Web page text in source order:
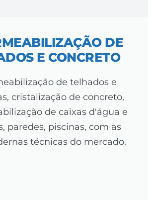
DE
E CONCRETO
de telhados e
cristalização de concreto,
de caixas d'água e
paredes, piscinas, com as
técnicas do mercado.